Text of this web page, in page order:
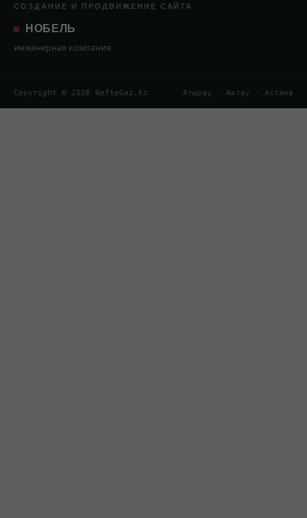
СОЗДАНИЕ И ПРОДВИЖЕНИЕ САЙТА
НОБЕЛЬ
инженерная компания
Copyright © 2026 NefteGaz.kz Атырау · Актау · Астана